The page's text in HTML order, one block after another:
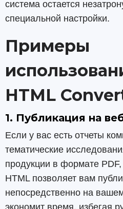
система остается
специальной настройки.
Примеры
HTML
1. Публикация на
Если у вас есть отчеты
тематические
продукции в формате
HTML позволяет вам
непосредственно на
экономит время, избегая